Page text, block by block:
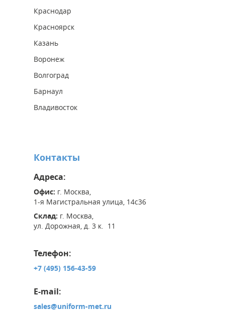
Краснодар
Красноярск
Казань
Воронеж
Волгоград
Барнаул
Владивосток
Контакты
Адреса:
Офис: г. Москва,
1-я Магистральная улица, 14с36
Склад: г. Москва,
ул. Дорожная, д. 3 к. 11
Телефон:
+7 (495) 156-43-59
E-mail:
sales@uniform-met.ru